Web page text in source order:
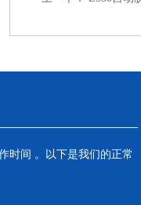
时间 。以下是我们的正常